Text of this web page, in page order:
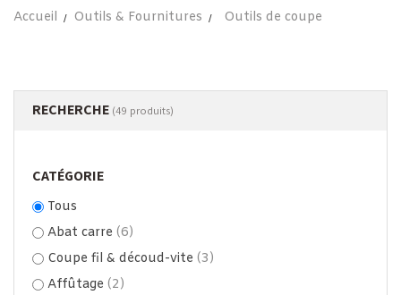
Accueil Outils & Fournitures Outils de coupe
RECHERCHE (49 produits)
CATÉGORIE
Tous
Abat carre (6)
Coupe fil & découd-vite (3)
Affûtage (2)